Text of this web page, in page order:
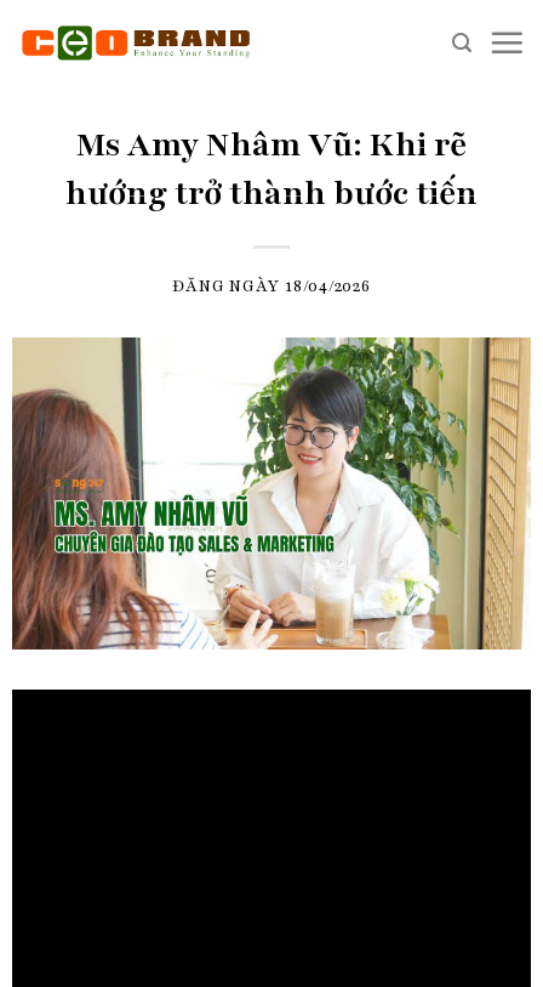
Ms Amy Nhâm Vũ: Khi rẽ
hướng trở thành bước tiến
ĐĂNG NGÀY 18/04/2026